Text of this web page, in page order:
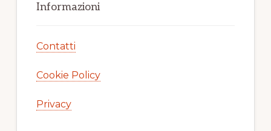
Informazioni
Contatti
Cookie Policy
Privacy